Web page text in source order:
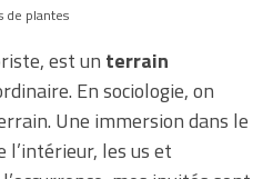
de plantes
est un terrain
En sociologie, on
Une immersion dans le
les us et